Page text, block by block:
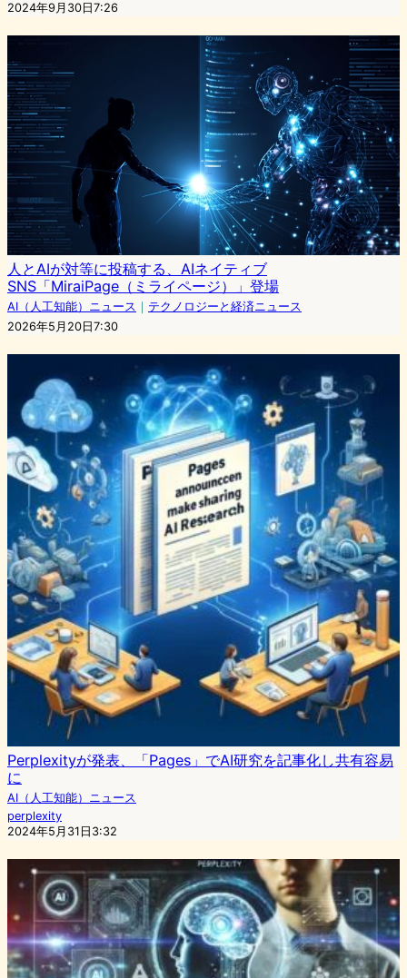
2024年9月30日7:26
人とAIが対等に投稿する、AIネイティブ
SNS「MiraiPage（ミライページ）」登場
AI（人工知能）ニュース ｜ テクノロジーと経済ニュース
2026年5月20日7:30
Perplexityが発表、「Pages」でAI研究を記事化し共有容易
に
AI（人工知能）ニュース
perplexity
2024年5月31日3:32